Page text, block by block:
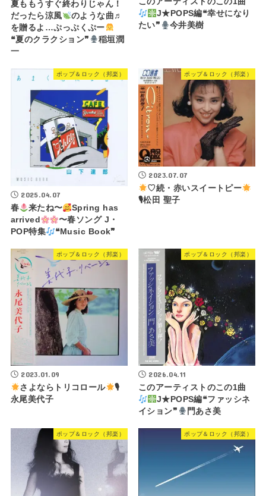
夏ももうすぐ終わりじゃん！
だったら涼風
のような曲♬
を贈るよ…ぷっぷくぷー
❝夏のクラクション❞
稲垣潤
一
J★POPS編❝幸せになり
たい❞
今井美樹
ポップ＆ロック（邦楽）
2025.04.07
春
来たね〜
Spring has
arrived
〜春ソング J・
POP特集
❝Music Book❞
ポップ＆ロック（邦楽）
2023.07.07
♡続・赤いスイートピー
🎙松田 聖子
ポップ＆ロック（邦楽）
2023.01.09
さよならトリコロール
🎙
永尾美代子
ポップ＆ロック（邦楽）
2026.04.11
このアーティストのこの1曲
J★POPS編❝ファッシネ
イション❞
門あさ美
ポップ＆ロック（邦楽） ポップ＆ロック（邦楽）